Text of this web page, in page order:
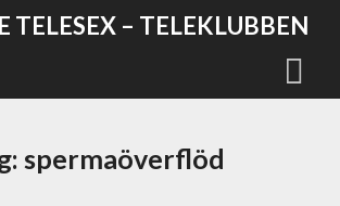
TELESEX – TELEKLUBBEN
spermaöverflöd